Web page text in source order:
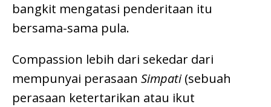
bangkit mengatasi penderitaan itu
bersama-sama pula.
Compassion lebih dari sekedar dari
mempunyai perasaan Simpati(sebuah
perasaan ketertarikan atau ikut